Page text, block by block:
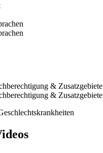
& Zusatzgebiete
& Zusatzgebiete